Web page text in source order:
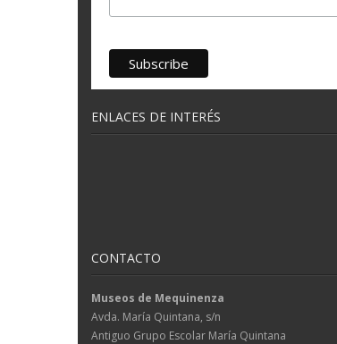
ENLACES DE INTERÉS
CONTACTO
Museos de Mequinenza
Avda. María Quintana, s/n
Antiguo Grupo Escolar María Quintana